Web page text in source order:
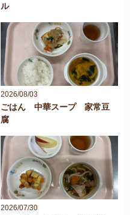
ル
2026/08/03
ごはん 中華スープ 家常豆
腐
2026/07/30